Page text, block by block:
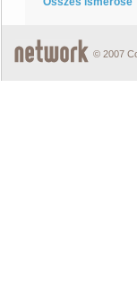
© 2007